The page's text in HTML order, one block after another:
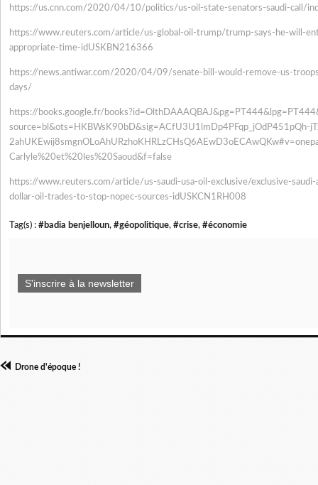
https://us.cnn.com/2020/04/10/politics/us-oil-state-senators-saudi-call/
https://www.reuters.com/article/us-global-oil-trump/trump-says-he-will-
appropriate-time-idUSKBN216366
https://news.antiwar.com/2020/04/09/senate-bill-would-remove-us-
days/
https://books.google.fr/books?id=OlthDAAAQBAJ&pg=PT444&lpg=
source=bl&ots=HKBWsK90bD&sig=ACfU3U1lmDp4PFqp_jOdP451pQh-
2ahUKEwij8smgnOLoAhURzhoKHRLzC
Carlyle%20et%20les%20Saoud&f=false
https://www.reuters.com/article/us-saudi-usa-oil-exclusive/exclusive-saudi-
dollar-oil-trades-to-stop-nopec-sources-idUSKCN1RH008
Tag(s) : #badia benjelloun, #géopolitique, #crise, #économie
S'inscrire à la newsletter
Drone d'époque !